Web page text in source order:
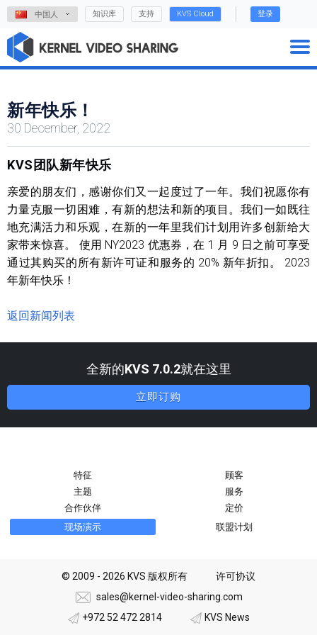
中国人 知识库 支持 KVS Cloud 登录
新年快乐！
30 December, 2022
KVS团队新年快乐
亲爱的朋友们，感谢你们又一起度过了一年。我们祝愿你有
力量克服一切困难，有新的想法和新的项目。我们一如既往
地充满活力和乐观，在新的一年里我们计划用许多创新给大
家带来惊喜。 使用 NY2023 优惠券，在 1 月 9 日之前可享受
通过其购买的所有新许可证和服务的 20% 新年折扣。 2023
年新年快乐！
返回新闻列表
全新的KVS 7.0.2就在这里
立即订购
特征
顾客
主题
服务
合作伙伴
定价
现场演示
联盟计划
© 2009 - 2026 KVS 版权所有
许可协议
sales@kernel-video-sharing.com
+972 52 472 2814
KVS News